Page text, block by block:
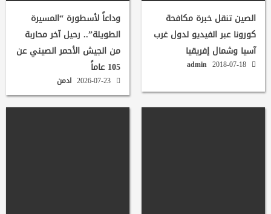
الصين تنقل خبرة مكافحة
كورونا عبر الفيديو لدول غرب
آسيا وشمال إفريقيا
admin
وداعاً لأسطورة “المسيرة
الطويلة”.. رحيل آخر محاربة
من الجيش الأحمر الصيني عن
105 عاماً
ادمن